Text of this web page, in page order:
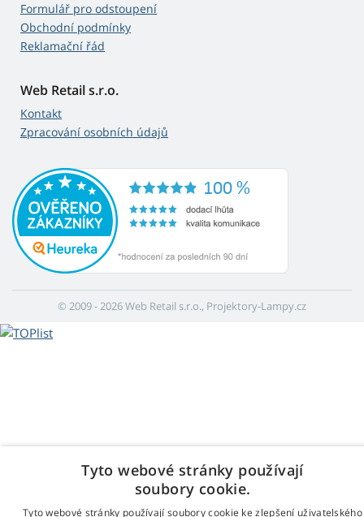
Formulář pro odstoupení
Obchodní podmínky
Reklamační řád
Web Retail s.r.o.
Kontakt
Zpracování osobních údajů
© 2009 - 2026 Web Retail s.r.o., Projektory-Lampy.cz
Tyto webové stránky používají
soubory cookie.
Tyto webové stránky používají soubory cookie ke zlepšení uživatelského